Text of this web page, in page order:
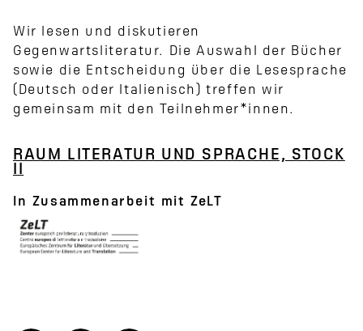
Wir lesen und diskutieren
Gegenwartsliteratur. Die Auswahl der Bücher
sowie die Entscheidung über die Lesesprache
(Deutsch oder Italienisch) treffen wir
gemeinsam mit den Teilnehmer*innen.
RAUM LITERATUR UND SPRACHE, STOCK
In Zusammenarbeit mit ZeLT